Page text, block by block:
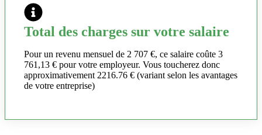
Total des charges sur votre salaire
Pour un revenu mensuel de 2 707 €, ce salaire coûte 3
761,13 € pour votre employeur. Vous toucherez donc
approximativement 2216.76 € (variant selon les avantages
de votre entreprise)